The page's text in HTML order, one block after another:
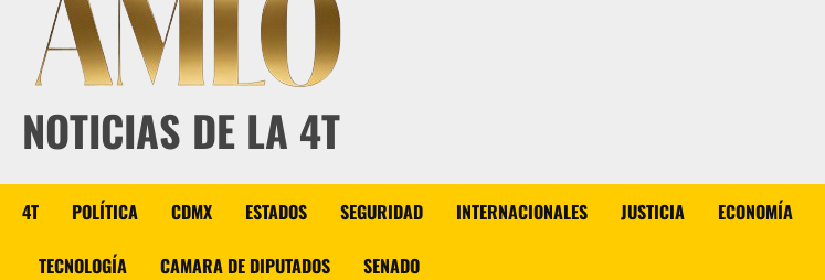
NOTICIAS DE LA 4T
4T POLÍTICA CDMX ESTADOS SEGURIDAD INTERNACIONALES JUSTICIA ECONOMÍA
TECNOLOGÍA CAMARA DE DIPUTADOS SENADO